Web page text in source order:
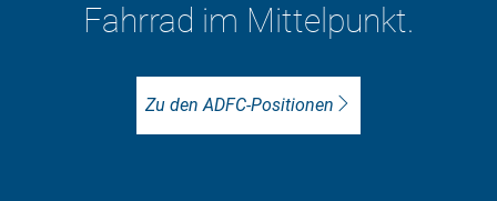
Fahrrad im Mittelpunkt.
Zu den ADFC-Positionen